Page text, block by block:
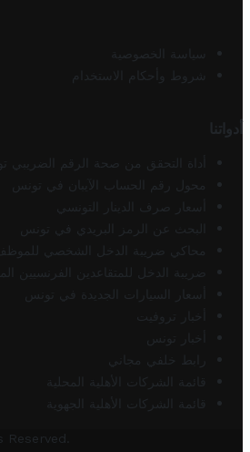
سياسة الخصوصية
شروط وأحكام الاستخدام
أدواتنا
أداة التحقق من صحة الرقم الضريبي
محول رقم الحساب الآيبان في تونس
أسعار صرف الدينار التونسي
البحث عن الرمز البريدي في تونس
محاكي ضريبة الدخل الشخصي للموظف/
ضريبة الدخل للمتقاعدين الفرنسيين
أسعار السيارات الجديدة في تونس
أخبار تروفيت
أخبار تونس
رابط خلفي مجاني
قائمة الشركات الأهلية المحلية
قائمة الشركات الأهلية الجهوية